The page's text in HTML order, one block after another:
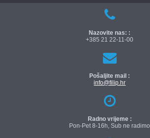
Nazovite nas: :
+385 21 22-11-00
Pošaljite mail :
info@filip.hr
Radno vrijeme :
Pon-Pet 8-16h, Sub ne radimo